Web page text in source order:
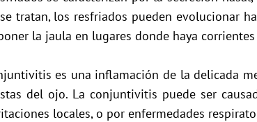
tratan, los resfriados pueden evolucionar
la jaula en lugares donde haya
es una inflamación de la delicada
del ojo. La conjuntivitis puede ser
locales, o por enfermedades